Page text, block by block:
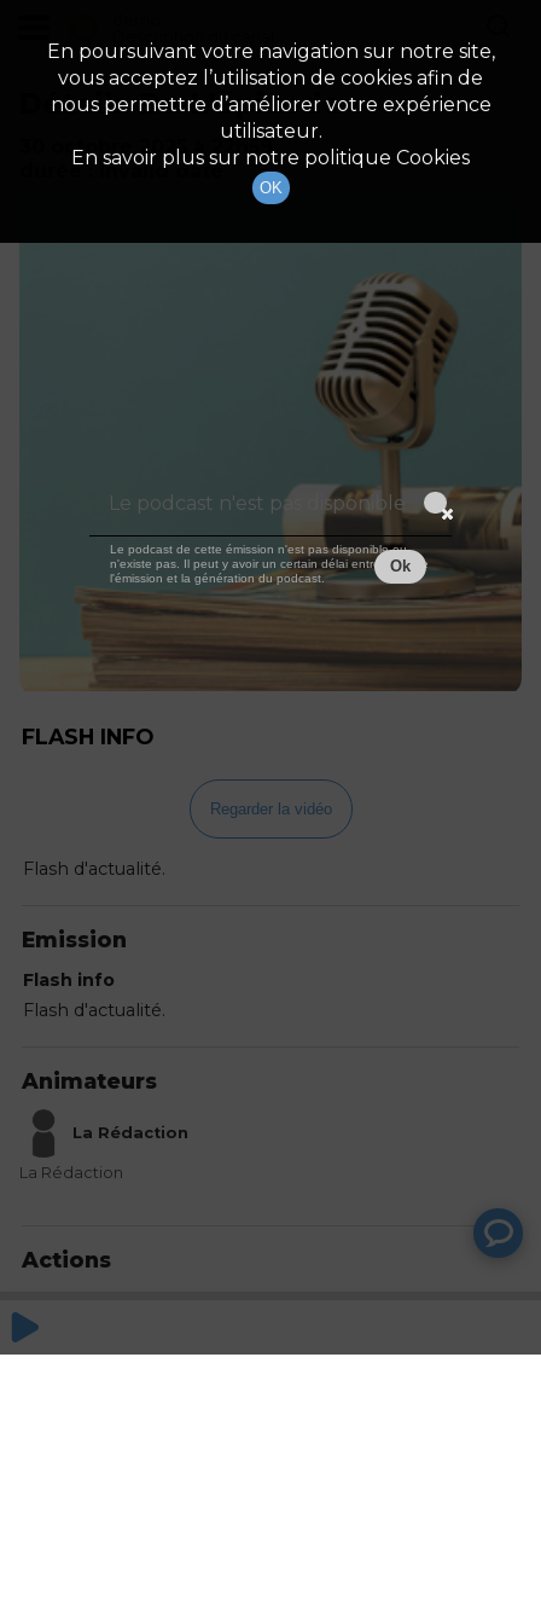
Détails De L'épisode
30 octobre 2025
à 22h59
durée : Invalid date
FLASH INFO
Regarder la vidéo
Flash d'actualité.
Emission
Flash info
Flash d'actualité.
Animateurs
La Rédaction
La Rédaction
Actions
En poursuivant votre navigation sur notre site,
vous acceptez l’utilisation de cookies afin de
nous permettre d’améliorer votre expérience
utilisateur.
En savoir plus sur notre politique Cookies
OK
Le podcast n'est pas disponible
Le podcast de cette émission n'est pas disponible ou
n'existe pas. Il peut y avoir un certain délai entre la fin de
l'émission et la génération du podcast.
Ok